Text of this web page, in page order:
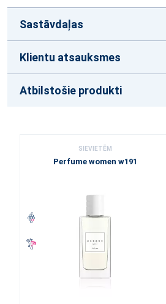
Sastāvdaļas
Klientu atsauksmes
Atbilstošie produkti
SIEVIETĒM
Perfume women w191